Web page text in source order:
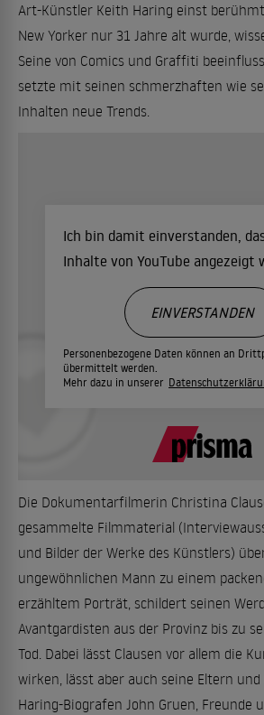
Art-Künstler Keith Haring einst
New Yorker nur 31 Jahre alt wurde,
Seine von Comics und Graffiti
setzte mit seinen schmerzhaften wie
Inhalten neue Trends.
Ich bin damit einverstanden,
Inhalte von YouTube angezeigt
Personenbezogene Daten können an
übermittelt werden.
Mehr dazu in unserer
EINVERSTANDEN
Die Dokumentarfilmerin Christina
gesammelte Filmmaterial
und Bilder der Werke des Künstlers)
ungewöhnlichen Mann zu einem
erzähltem Porträt, schildert seinen
Avantgardisten aus der Provinz bis zu
Tod. Dabei lässt Clausen vor allem die
wirken, lässt aber auch seine Eltern und
Haring-Biografen John Gruen, Freunde